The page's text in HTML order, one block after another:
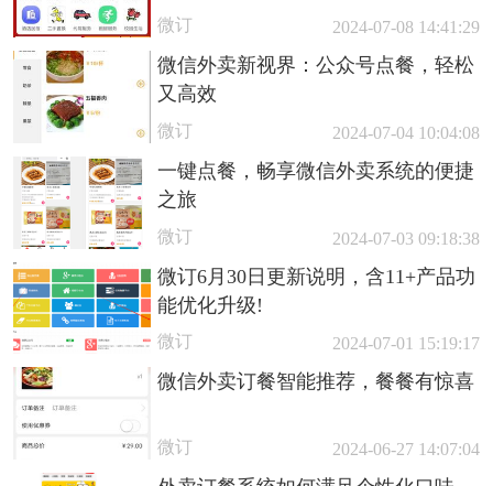
微订 2024-07-08 14:41:29
微信外卖新视界：公众号点餐，轻松
又高效
微订 2024-07-04 10:04:08
一键点餐，畅享微信外卖系统的便捷
之旅
微订 2024-07-03 09:18:38
微订6月30日更新说明，含11+产品功
能优化升级!
微订 2024-07-01 15:19:17
微信外卖订餐智能推荐，餐餐有惊喜
微订 2024-06-27 14:07:04